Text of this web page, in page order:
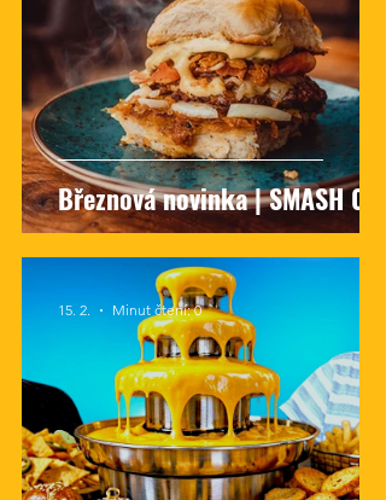
Březnová novinka | SMASH 001
15. 2. Minut čtení: 0